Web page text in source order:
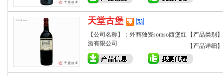
天堂古堡
【公司名称】：外商独资somso西堡红
酒有限公司
【产品类别
【产品详细